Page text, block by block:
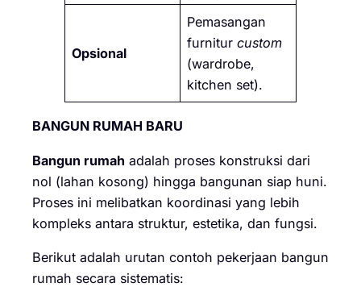
Opsional
Pemasangan
furniturcustom
(wardrobe,
kitchen set).
BANGUN RUMAH BARU
Bangun rumah adalah proses konstruksi dari
nol (lahan kosong) hingga bangunan siap huni.
Proses ini melibatkan koordinasi yang lebih
kompleks antara struktur, estetika, dan fungsi.
Berikut adalah urutan contoh pekerjaan bangun
rumah secara sistematis: